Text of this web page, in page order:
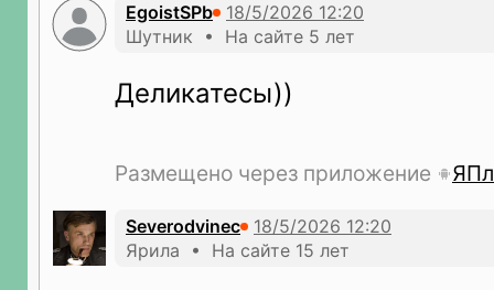
EgoistSPb
Шутник • На сайте 5 лет
Деликатесы))
Размещено через приложение
Severodvinec
Ярила • На сайте 15 лет